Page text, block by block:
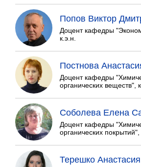
Попов Виктор
Доцент кафедры
к.э.н.
Постнова
Доцент кафедры
органических веществ",
Соболева Елена
Доцент кафедры
органических покрытий",
Терешко